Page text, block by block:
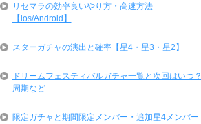
リセマラの効率良いやり方・高速方法
【ios/Android】
スターガチャの演出と確率【星4・星3・星2】
ドリームフェスティバルガチャ一覧と次回はいつ？
周期など
限定ガチャと期間限定メンバー・追加星4メンバー